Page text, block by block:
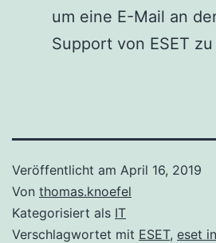
um eine E-Mail an
Support von ESET
Veröffentlicht am April 16, 2019
Von thomas.knoefel
Kategorisiert als IT
Verschlagwortet mit ESET, eset